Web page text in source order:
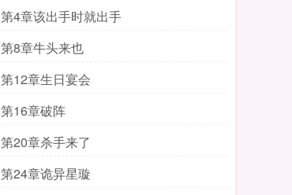
第4章该出手时就出手
第8章牛头来也
第12章生日宴会
第16章破阵
第20章杀手来了
第24章诡异星璇